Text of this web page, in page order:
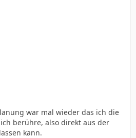
war mal wieder das ich die
berühre, also direkt aus der
kann.